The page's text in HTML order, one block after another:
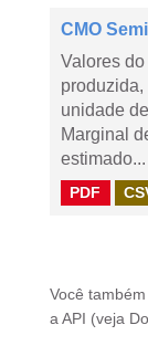
CMO
Valores
produzida,
unidade
Marginal
estimado...
PDF
Você
a API (veja